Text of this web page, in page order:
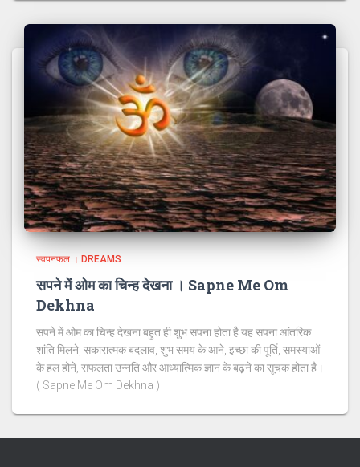
स्वपनफल । DREAMS
सपने में ओम का चिन्ह देखना । Sapne Me Om
Dekhna
सपने में ओम का चिन्ह देखना बहुत ही शुभ सपना होता है यह सपना आंतरिक
शांति मिलने, सकारात्मक बदलाव, शुभ समय के आने, इच्छा की पूर्ति, समस्याओं
के हल होने, सफलता उन्नति और आध्यात्मिक ज्ञान के बढ़ने का सूचक होता है।
( Sapne Me Om Dekhna )